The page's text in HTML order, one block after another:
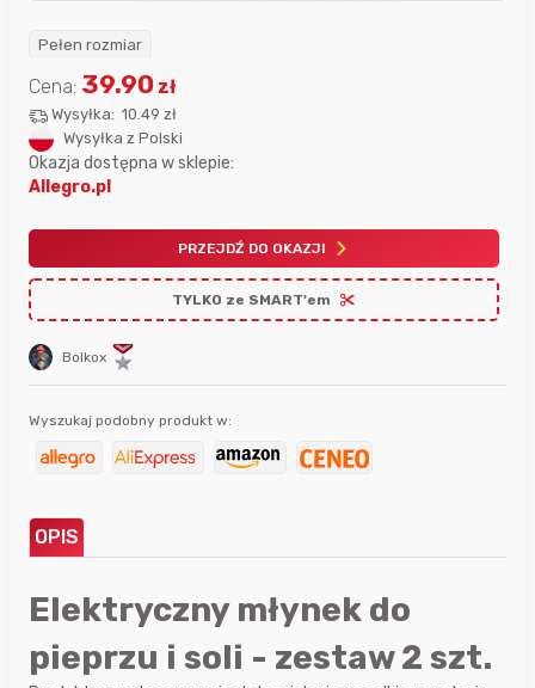
Pełen rozmiar
Bolkox
Cena: 39.90 zł
Wysyłka: 10.49 zł
Wysyłka z Polski
Okazja dostępna w sklepie:
Allegro.pl
PRZEJDŹ DO OKAZJI
TYLKO ze SMART'em
Wyszukaj podobny produkt w:
OPIS
Elektryczny młynek do
pieprzu i soli - zestaw 2 szt.